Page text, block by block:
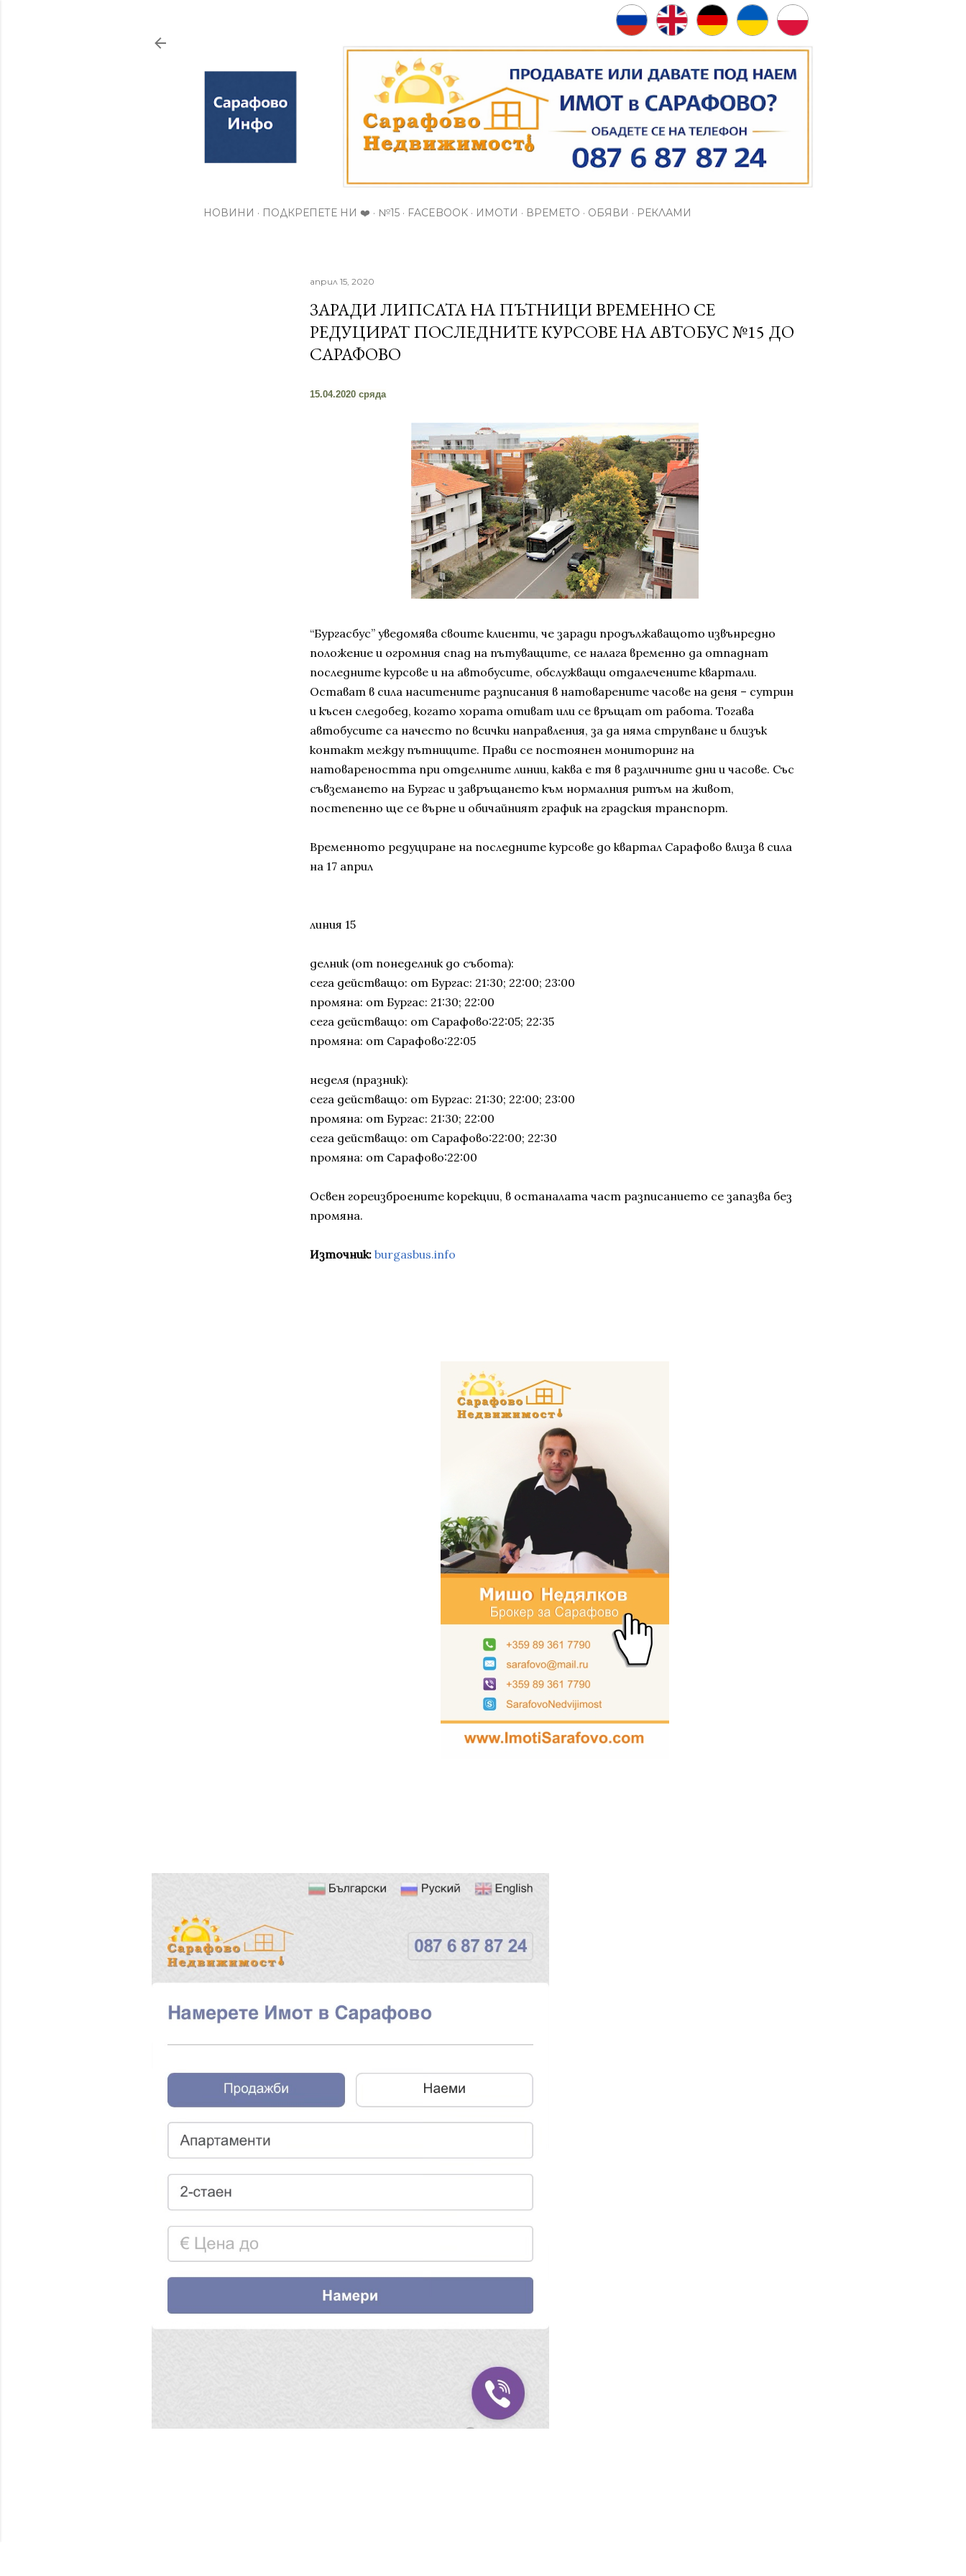
НОВИНИ ПОДКРЕПЕТЕ НИ ❤️ №15 FACEBOOK ИМОТИ ВРЕМЕТО ОБЯВИ РЕКЛАМИ
април 15, 2020
ЗАРАДИ ЛИПСАТА НА ПЪТНИЦИ ВРЕМЕННО СЕ
РЕДУЦИРАТ ПОСЛЕДНИТЕ КУРСОВЕ НА АВТОБУС №15 ДО
САРАФОВО
15.04.2020 сряда
“Бургасбус” уведомява своите клиенти, че заради продължаващото извънредно
положение и огромния спад на пътуващите, се налага временно да отпаднат
последните курсове и на автобусите, обслужващи отдалечените квартали.
Остават в сила наситените разписания в натоварените часове на деня – сутрин
и късен следобед, когато хората отиват или се връщат от работа. Тогава
автобусите са начесто по всички направления, за да няма струпване и близък
контакт между пътниците. Прави се постоянен мониторинг на
натовареността при отделните линии, каква е тя в различните дни и часове. Със
съвземането на Бургас и завръщането към нормалния ритъм на живот,
постепенно ще се върне и обичайният график на градския транспорт.
Временното редуциране на последните курсове до квартал Сарафово влиза в сила
на 17 април
линия 15
делник (от понеделник до събота):
сега действащо: от Бургас: 21:30; 22:00; 23:00
промяна: от Бургас: 21:30; 22:00
сега действащо: от Сарафово:22:05; 22:35
промяна: от Сарафово:22:05
неделя (празник):
сега действащо: от Бургас: 21:30; 22:00; 23:00
промяна: от Бургас: 21:30; 22:00
сега действащо: от Сарафово:22:00; 22:30
промяна: от Сарафово:22:00
Освен гореизброените корекции, в останалата част разписанието се запазва без
промяна.
Източник: burgasbus.info